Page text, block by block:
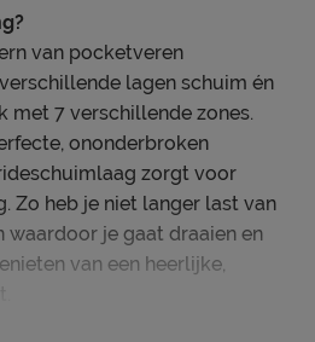
van pocketveren
lagen schuim én
met 7 verschillende zones.
ononderbroken
zorgt voor
Zo heb je niet langer last van
je gaat draaien en
van een heerlijke,